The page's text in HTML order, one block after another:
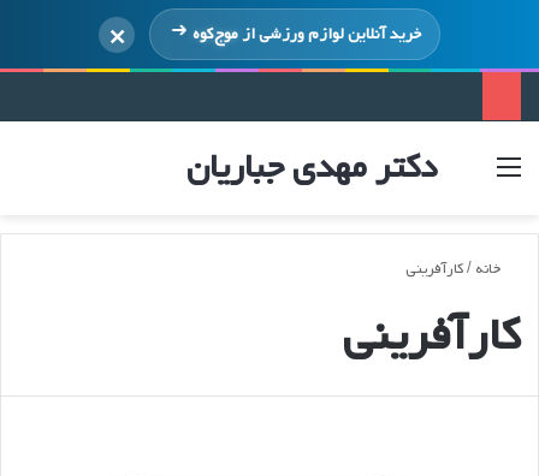
خرید آنلاین لوازم ورزشی ازموج‌کوه ×
دکتر مهدی جباریان
ورود
خانه /کارآفرینی
کارآفرینی